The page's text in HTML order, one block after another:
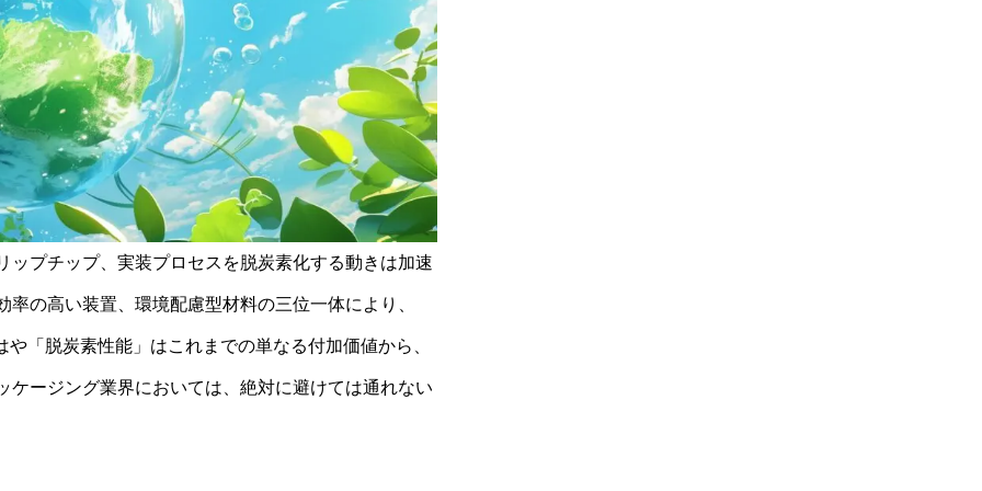
プチップ、実装プロセスを脱炭素化する動きは加速
の高い装置、環境配慮型材料の三位一体により、
「脱炭素性能」はこれまでの単なる付加価値から、
ージング業界においては、絶対に避けては通れない